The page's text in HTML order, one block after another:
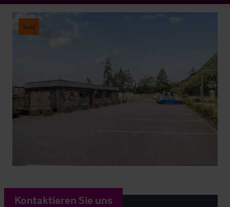
Sold
Kontaktieren Sie uns